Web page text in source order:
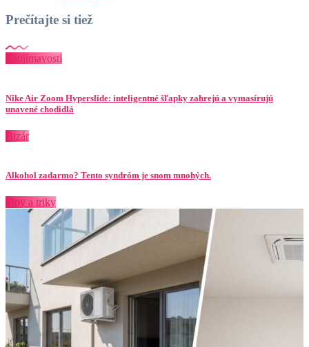
Prečítajte si tiež
Zaujímavosti
Nike Air Zoom Hyperslide: inteligentné šľapky zahrejú a vymasírujú
unavené chodidlá
Bizár
Alkohol zadarmo? Tento syndróm je snom mnohých.
Tipy a triky